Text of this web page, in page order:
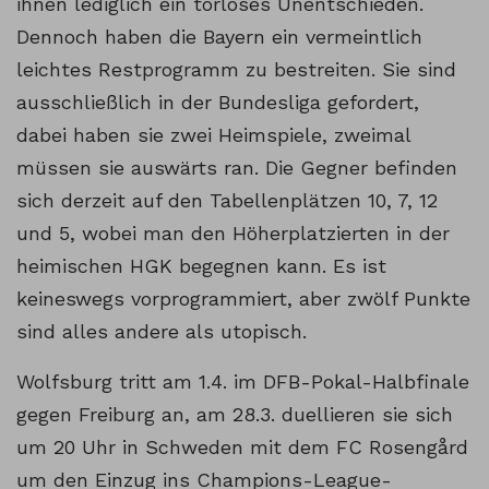
Dennoch haben die Bayern ein vermeintlich
leichtes Restprogramm zu bestreiten. Sie sind
ausschließlich in der Bundesliga gefordert,
dabei haben sie zwei Heimspiele, zweimal
müssen sie auswärts ran. Die Gegner befinden
sich derzeit auf den Tabellenplätzen 10, 7, 12
und 5, wobei man den Höherplatzierten in der
heimischen HGK begegnen kann. Es ist
keineswegs vorprogrammiert, aber zwölf Punkte
sind alles andere als utopisch.
Wolfsburg tritt am 1.4. im DFB-Pokal-Halbfinale
gegen Freiburg an, am 28.3. duellieren sie sich
um 20 Uhr in Schweden mit dem FC Rosengård
um den Einzug ins Champions-League-